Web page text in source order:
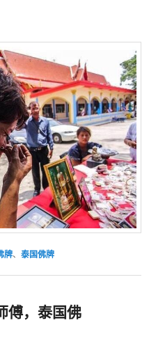
牌、泰国佛牌
傅，泰国佛